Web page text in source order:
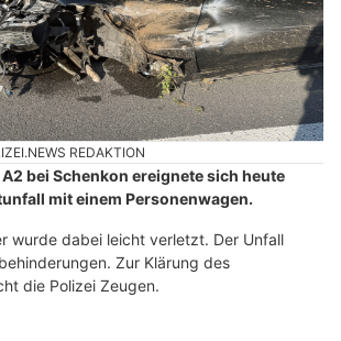
REDAKTION
bei Schenkon ereignete sich heute
mit einem Personenwagen.
wurde dabei leicht verletzt. Der Unfall
Zur Klärung des
die Polizei Zeugen.